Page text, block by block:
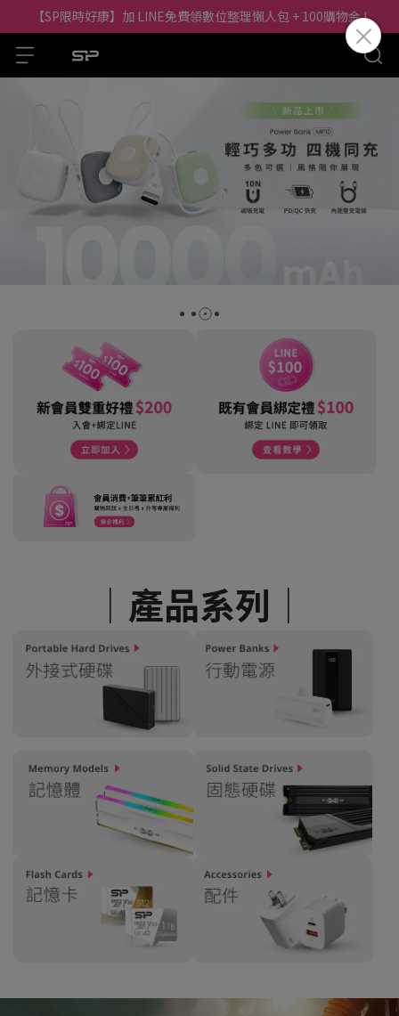
【SP限時好康】加 LINE免費領數位整理懶人包 + 100購物金 !
│產品系列│